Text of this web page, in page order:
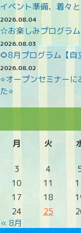
イベント準備、着々
2026.08.04
☆お楽しみプログラ
2026.08.03
🌻8月プログラム【自
2026.08.02
⭐オープンセミナー
た⭐
月 火
« 8月
3
4
10
11
17
18
24
25